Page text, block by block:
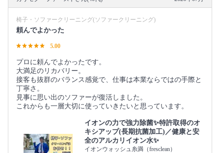
椅子・ソファークリーニング(ソファークリーニング)
頼んでよかった
5.00
プロに頼んでよかったです。
大満足のリカバリー。
接客も抜群のバランス感覚で、仕事は本業ならではの手際と
丁寧さ。
見事に思い出のソファーが復活しました。
これからも一層大切に使っていきたいと思っています。
イオンの力で強力除菌✨特許取得のオ
キシアップ(長期抗菌加工)／健康と安
全のアルカリイオン水✨
イオンウォッシュ糸満（fresclean）